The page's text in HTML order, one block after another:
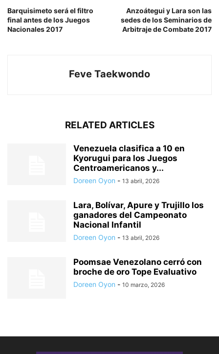
Barquisimeto será el filtro
final antes de los Juegos
Nacionales 2017
Anzoátegui y Lara son las
sedes de los Seminarios de
Arbitraje de Combate 2017
Feve Taekwondo
RELATED ARTICLES
Venezuela clasifica a 10 en
Kyorugui para los Juegos
Centroamericanos y...
Doreen Oyon - 13 abril, 2026
Lara, Bolívar, Apure y Trujillo los
ganadores del Campeonato
Nacional Infantil
Doreen Oyon - 13 abril, 2026
Poomsae Venezolano cerró con
broche de oro Tope Evaluativo
Doreen Oyon - 10 marzo, 2026